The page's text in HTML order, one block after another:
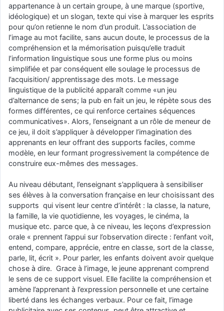
appartenance à un certain groupe, à une marque (sportive,
idéologique) et un slogan, texte qui vise à marquer les esprits
pour qu’on retienne le nom d’un produit. L’association de
l’image au mot facilite, sans aucun doute, le processus de la
compréhension et la mémorisation puisqu’elle traduit
l’information linguistique sous une forme plus ou moins
simplifiée et par conséquent elle soulage le processus de
l’acquisition/ apprentissage des mots. Le message
linguistique de la publicité apparaît comme «un jeu
d’alternance de sens; la pub en fait un jeu, le répète sous des
formes différentes, ce qui renforce certaines séquences
communicatives». Alors, l’enseignant a un rôle de meneur de
ce jeu, il doit s’appliquer à développer l’imagination des
apprenants en leur offrant des supports faciles, comme
modèle, en leur formant progressivement la compétence de
construire eux-mêmes des messages.
Au niveau débutant, l’enseignant s’appliquera à sensibiliser
ses élèves à la conversation française en leur choisissant des
supports qui visent leur centre d’intérêt : la classe, la nature,
la famille, la vie quotidienne, les voyages, le cinéma, la
musique etc. parce que, à ce niveau, les leçons d’expression
orale « prennent l’appui sur l’observation directe : l’enfant voit,
entend, compare, apprécie, entre en classe, sort de la classe,
parle, lit, écrit ». Pour parler, les enfants doivent avoir quelque
chose à dire. Grace à l’image, le jeune apprenant comprend
le sens de ce support visuel. Elle facilite la compréhension et
amène l’apprenant à l’expression personnelle et une certaine
liberté dans les échanges verbaux. Pour ce fait, l’image